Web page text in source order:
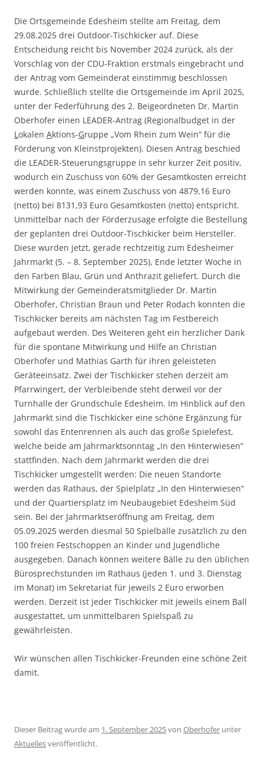
Die Ortsgemeinde Edesheim stellte am Freitag, dem
29.08.2025 drei Outdoor-Tischkicker auf. Diese
Entscheidung reicht bis November 2024 zurück, als der
Vorschlag von der CDU-Fraktion erstmals eingebracht und
der Antrag vom Gemeinderat einstimmig beschlossen
wurde. Schließlich stellte die Ortsgemeinde im April 2025,
unter der Federführung des 2. Beigeordneten Dr. Martin
Oberhofer einen LEADER-Antrag (Regionalbudget in der
Lokalen Aktions-Gruppe „Vom Rhein zum Wein“ für die
Förderung von Kleinstprojekten). Diesen Antrag beschied
die LEADER-Steuerungsgruppe in sehr kurzer Zeit positiv,
wodurch ein Zuschuss von 60% der Gesamtkosten erreicht
werden konnte, was einem Zuschuss von 4879,16 Euro
(netto) bei 8131,93 Euro Gesamtkosten (netto) entspricht.
Unmittelbar nach der Förderzusage erfolgte die Bestellung
der geplanten drei Outdoor-Tischkicker beim Hersteller.
Diese wurden jetzt, gerade rechtzeitig zum Edesheimer
Jahrmarkt (5. – 8. September 2025), Ende letzter Woche in
den Farben Blau, Grün und Anthrazit geliefert. Durch die
Mitwirkung der Gemeinderatsmitglieder Dr. Martin
Oberhofer, Christian Braun und Peter Rodach konnten die
Tischkicker bereits am nächsten Tag im Festbereich
aufgebaut werden. Des Weiteren geht ein herzlicher Dank
für die spontane Mitwirkung und Hilfe an Christian
Oberhofer und Mathias Garth für ihren geleisteten
Geräteeinsatz. Zwei der Tischkicker stehen derzeit am
Pfarrwingert, der Verbleibende steht derweil vor der
Turnhalle der Grundschule Edesheim. Im Hinblick auf den
Jahrmarkt sind die Tischkicker eine schöne Ergänzung für
sowohl das Entenrennen als auch das große Spielefest,
welche beide am Jahrmarktsonntag „In den Hinterwiesen“
stattfinden. Nach dem Jahrmarkt werden die drei
Tischkicker umgestellt werden: Die neuen Standorte
werden das Rathaus, der Spielplatz „In den Hinterwiesen“
und der Quartiersplatz im Neubaugebiet Edesheim Süd
sein. Bei der Jahrmarktseröffnung am Freitag, dem
05.09.2025 werden diesmal 50 Spielbälle zusätzlich zu den
100 freien Festschoppen an Kinder und Jugendliche
ausgegeben. Danach können weitere Bälle zu den üblichen
Bürosprechstunden im Rathaus (jeden 1. und 3. Dienstag
im Monat) im Sekretariat für jeweils 2 Euro erworben
werden. Derzeit ist jeder Tischkicker mit jeweils einem Ball
ausgestattet, um unmittelbaren Spielspaß zu
gewährleisten.
Wir wünschen allen Tischkicker-Freunden eine schöne Zeit
damit.
Dieser Beitrag wurde am 1. September 2025von Oberhofer unter
Aktuellesveröffentlicht.